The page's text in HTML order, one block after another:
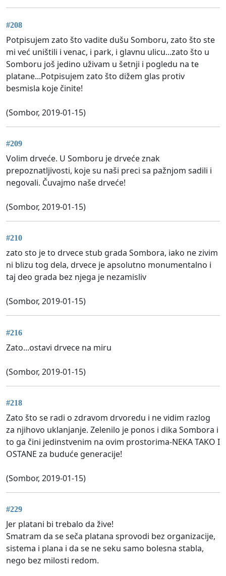
#208
Potpisujem zato što vadite dušu Somboru, zato što ste
mi već uništili i venac, i park, i glavnu ulicu...zato što u
Somboru još jedino uživam u šetnji i pogledu na te
platane...Potpisujem zato što dižem glas protiv
besmisla koje činite!
(Sombor, 2019-01-15)
#209
Volim drveće. U Somboru je drveće znak
prepoznatljivosti, koje su naši preci sa pažnjom sadili i
negovali. Čuvajmo naše drveće!
(Sombor, 2019-01-15)
#210
zato sto je to drvece stub grada Sombora, iako ne zivim
ni blizu tog dela, drvece je apsolutno monumentalno i
taj deo grada bez njega je nezamisliv
(Sombor, 2019-01-15)
#216
Zato...ostavi drvece na miru
(Sombor, 2019-01-15)
#218
Zato što se radi o zdravom drvoredu i ne vidim razlog
za njihovo uklanjanje. Zelenilo je ponos i dika Sombora i
to ga čini jedinstvenim na ovim prostorima-NEKA TAKO I
OSTANE za buduće generacije!
(Sombor, 2019-01-15)
#229
Jer platani bi trebalo da žive!
Smatram da se seča platana sprovodi bez organizacije,
sistema i plana i da se ne seku samo bolesna stabla,
nego bez milosti redom.